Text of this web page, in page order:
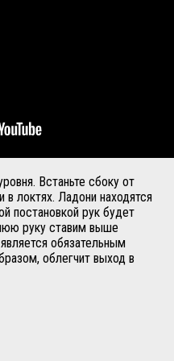
Встаньте сбоку от
локтях. Ладони находятся
постановкой рук будет
руку ставим выше
обязательным
облегчит выход в